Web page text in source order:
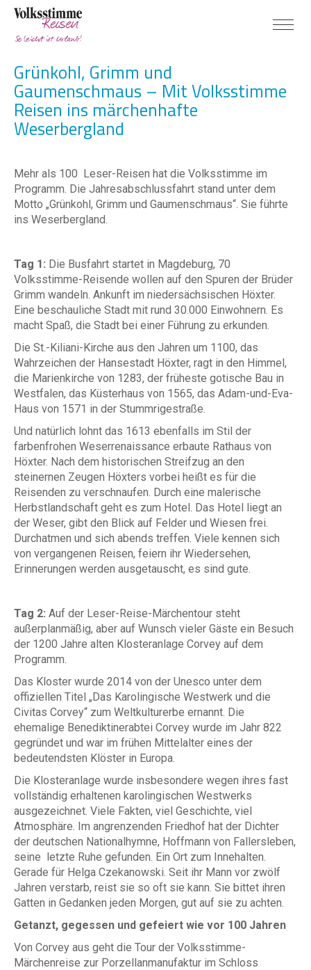
Grünkohl, Grimm und
Gaumenschmaus – Mit Volksstimme
Reisen ins märchenhafte
Weserbergland
Mehr als 100 Leser-Reisen hat die Volksstimme im
Programm. Die Jahresabschlussfahrt stand unter dem
Motto „Grünkohl, Grimm und Gaumenschmaus“. Sie führte
ins Weserbergland.
Tag 1: Die Busfahrt startet in Magdeburg, 70
Volksstimme-Reisende wollen auf den Spuren der Brüder
Grimm wandeln. Ankunft im niedersächsischen Höxter.
Eine beschauliche Stadt mit rund 30.000 Einwohnern. Es
macht Spaß, die Stadt bei einer Führung zu erkunden.
Die St.-Kiliani-Kirche aus den Jahren um 1100, das
Wahrzeichen der Hansestadt Höxter, ragt in den Himmel,
die Marienkirche von 1283, der früheste gotische Bau in
Westfalen, das Küsterhaus von 1565, das Adam-und-Eva-
Haus von 1571 in der Stummrigestraße.
Und natürlich lohnt das 1613 ebenfalls im Stil der
farbenfrohen Weserrenaissance erbaute Rathaus von
Höxter. Nach dem historischen Streifzug an den
steinernen Zeugen Höxters vorbei heißt es für die
Reisenden zu verschnaufen. Durch eine malerische
Herbstlandschaft geht es zum Hotel. Das Hotel liegt an
der Weser, gibt den Blick auf Felder und Wiesen frei.
Durchatmen und sich abends treffen. Viele kennen sich
von vergangenen Reisen, feiern ihr Wiedersehen,
Erinnerungen werden ausgetauscht, es sind gute.
Tag 2: Auf der Leser-Reise-Märchentour steht
außerplanmäßig, aber auf Wunsch vieler Gäste ein Besuch
der 1200 Jahre alten Klosteranlage Corvey auf dem
Programm.
Das Kloster wurde 2014 von der Unesco unter dem
offiziellen Titel „Das Karolingische Westwerk und die
Civitas Corvey“ zum Weltkulturerbe ernannt. Die
ehemalige Benediktinerabtei Corvey wurde im Jahr 822
gegründet und war im frühen Mittelalter eines der
bedeutendsten Klöster in Europa.
Die Klosteranlage wurde insbesondere wegen ihres fast
vollständig erhaltenen karolingischen Westwerks
ausgezeichnet. Viele Fakten, viel Geschichte, viel
Atmosphäre. Im angrenzenden Friedhof hat der Dichter
der deutschen Nationalhymne, Hoffmann von Fallersleben,
seine letzte Ruhe gefunden. Ein Ort zum Innehalten.
Gerade für Helga Czekanowski. Seit ihr Mann vor zwölf
Jahren verstarb, reist sie so oft sie kann. Sie bittet ihren
Gatten in Gedanken jeden Morgen, gut auf sie zu achten.
Getanzt, gegessen und gefeiert wie vor 100 Jahren
Von Corvey aus geht die Tour der Volksstimme-
Märchenreise zur Porzellanmanufaktur im Schloss